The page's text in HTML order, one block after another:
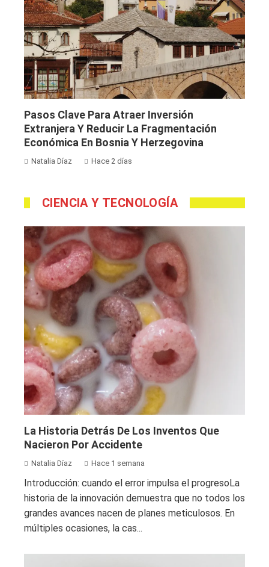
Pasos Clave Para Atraer Inversión
Extranjera Y Reducir La Fragmentación
Económica En Bosnia Y Herzegovina
Natalia Díaz Hace 2 días
CIENCIA Y TECNOLOGÍA
La Historia Detrás De Los Inventos Que
Nacieron Por Accidente
Natalia Díaz Hace 1 semana
Introducción: cuando el error impulsa el progresoLa
historia de la innovación demuestra que no todos los
grandes avances nacen de planes meticulosos. En
múltiples ocasiones, la cas...